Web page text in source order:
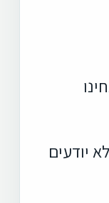
יודעים